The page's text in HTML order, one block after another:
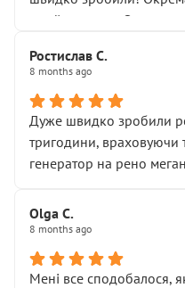
Я — клієнт, який працює
Хотілося б більше:
• належної уваги до авто
• прозорості в роботах і
• реальної
“подивились і поїхав”
На жаль, складається
Стосовно комунікації -
приймальнику
звертатися до цього
Ростислав С.
8 months ago
Дуже швидко зробили
тригодини, враховуючи
генератор на рено
Olga С.
8 months ago
Мені все сподобалося,